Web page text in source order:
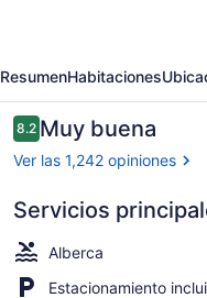
Nikko
Guam
ResumenHabitaciones
Opiniones
8.28.2 de 10,
Muy buena
Ver las 1,242 opiniones
Servicios
Alberca
Estacionamiento